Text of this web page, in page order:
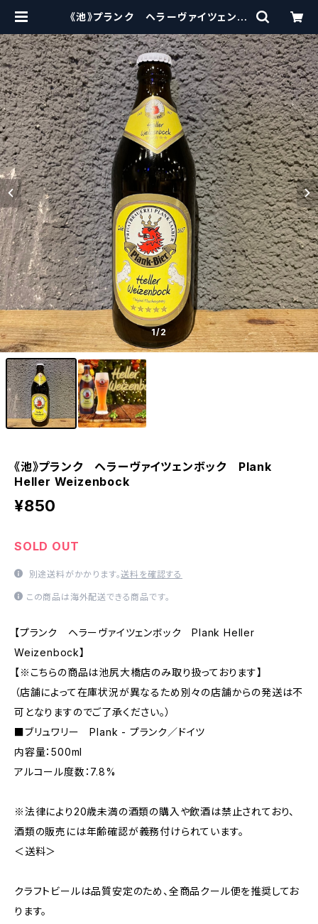
《池》プランク ヘラーヴァイツェンボ
| craftbeerscissors
1/2
《池》プランク ヘラーヴァイツェンボック Plank
Heller Weizenbock
¥850
SOLD OUT
別途送料がかかります。送料を確認する
この商品は海外配送できる商品です。
【プランク ヘラーヴァイツェンボック Plank Heller
Weizenbock】
【※こちらの商品は池尻大橋店のみ取り扱っております】
（店舗によって在庫状況が異なるため別々の店舗からの発送は不
可となりますのでご了承ください。）
■ブリュワリー Plank - プランク／ドイツ
内容量：500ml
アルコール度数：7.8%
※法律により20歳未満の酒類の購入や飲酒は禁止されており、
酒類の販売には年齢確認が義務付けられています。
＜送料＞
クラフトビールは品質安定のため、全商品クール便を推奨してお
ります。